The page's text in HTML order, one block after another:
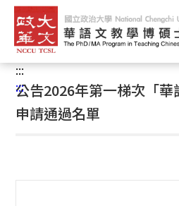
跳
到
主
要
內
容
區
首頁 / 華語文教學學分學程/華語文
華語文教學微學程 /最新消息
:::
:::
公告2026年第一梯次「
申請通過名單